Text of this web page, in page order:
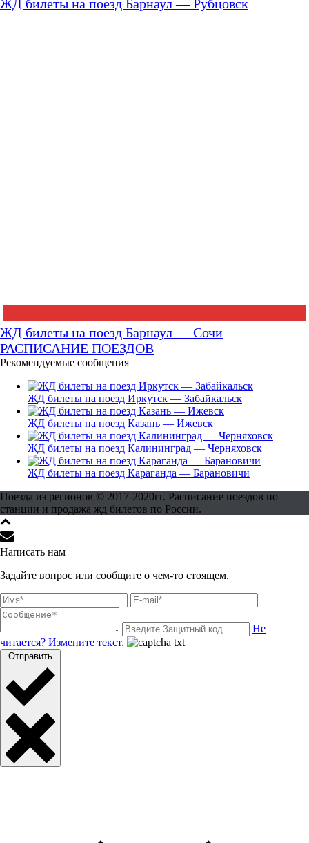
ЖД билеты на поезд Барнаул — Рубцовск
ЖД билеты на поезд Барнаул — Сочи
РАСПИСАНИЕ ПОЕЗДОВ
Рекомендуемые сообщения
ЖД билеты на поезд Иркутск — Забайкальск
ЖД билеты на поезд Казань — Ижевск
ЖД билеты на поезд Калининград — Черняховск
ЖД билеты на поезд Караганда — Барановичи
Поезда из регионов © 2017-2020гг. Расписание поездов по
станции и продажа жд билетов по России.
Написать нам
Задайте вопрос или сообщите о чем-то стоящем.
Не
читается? Измените текст.
Отправить